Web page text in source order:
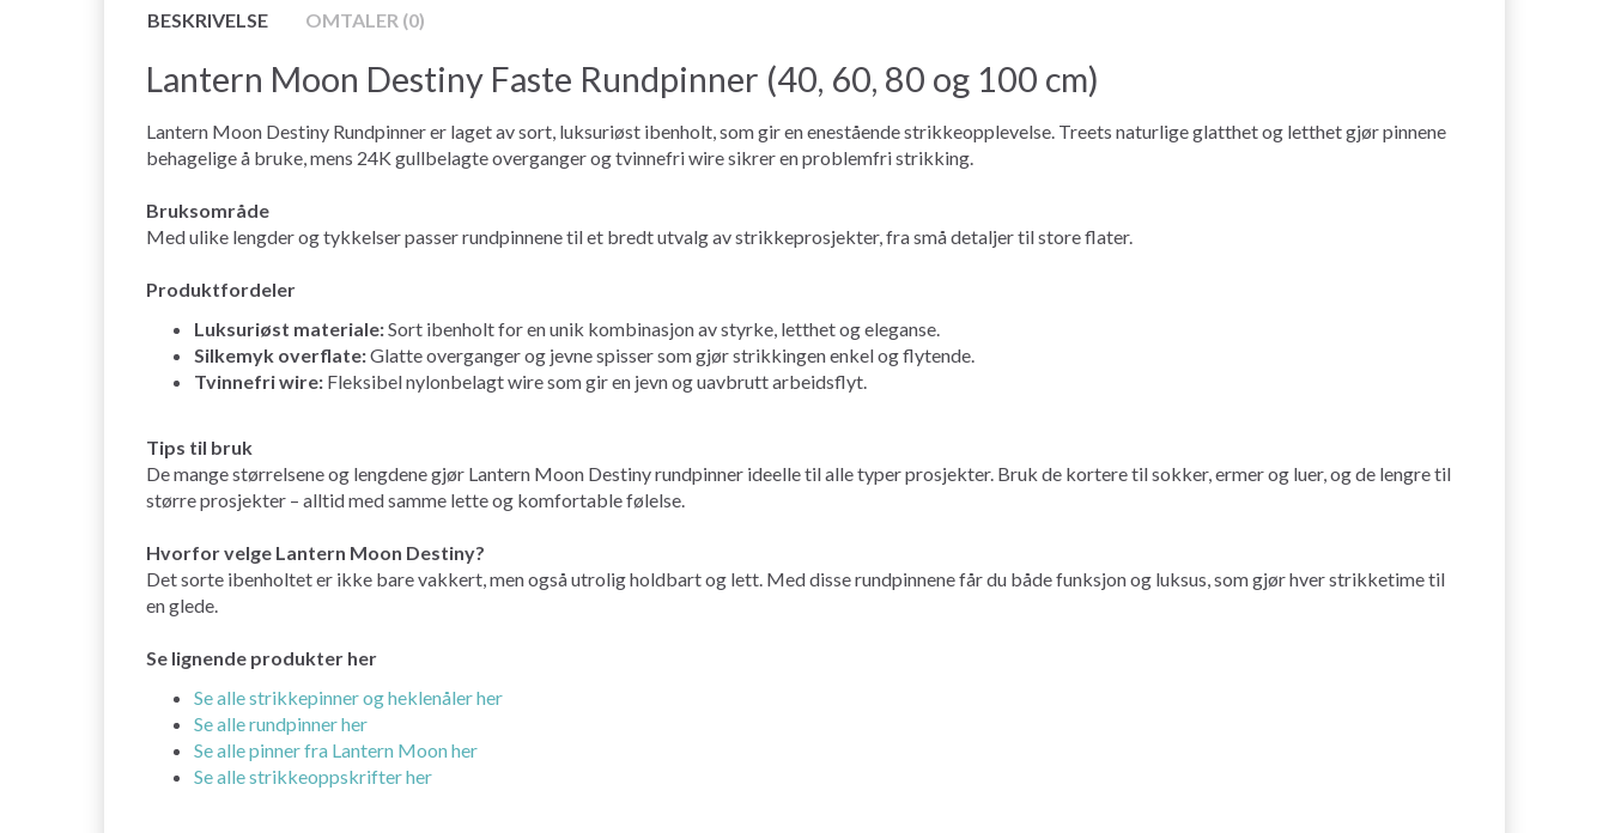
BESKRIVELSE OMTALER (0)
Lantern Moon Destiny Faste Rundpinner (40, 60, 80 og 100 cm)
Lantern Moon Destiny Rundpinner er laget av sort, luksuriøst ibenholt, som gir en enestående strikkeopplevelse. Treets naturlige glatthet og letthet gjør pinnene
behagelige å bruke, mens 24K gullbelagte overganger og tvinnefri wire sikrer en problemfri strikking.
Bruksområde
Med ulike lengder og tykkelser passer rundpinnene til et bredt utvalg av strikkeprosjekter, fra små detaljer til store flater.
Produktfordeler
Luksuriøst materiale:Sort ibenholt for en unik kombinasjon av styrke, letthet og eleganse.
Silkemyk overflate:Glatte overganger og jevne spisser som gjør strikkingen enkel og flytende.
Tvinnefri wire: Fleksibel nylonbelagt wire som gir en jevn og uavbrutt arbeidsflyt.
Tips til bruk
De mange størrelsene og lengdene gjør Lantern Moon Destiny rundpinner ideelle til alle typer prosjekter. Bruk de kortere til sokker, ermer og luer, og de lengre til
større prosjekter – alltid med samme lette og komfortable følelse.
Hvorfor velge Lantern Moon Destiny?
Det sorte ibenholtet er ikke bare vakkert, men også utrolig holdbart og lett. Med disse rundpinnene får du både funksjon og luksus, som gjør hver strikketime til
en glede.
Se lignende produkter her
Se alle strikkepinner og heklenåler her
Se alle rundpinner her
Se alle pinner fra Lantern Moon her
Se alle strikkeoppskrifter her